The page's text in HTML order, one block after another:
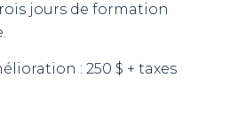
jours de formation
: 250 $ + taxes